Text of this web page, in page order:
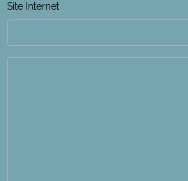
Site Internet